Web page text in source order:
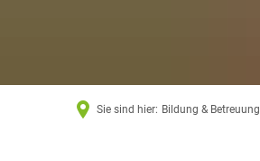
Sie sind hier: Bildung & Betreuung